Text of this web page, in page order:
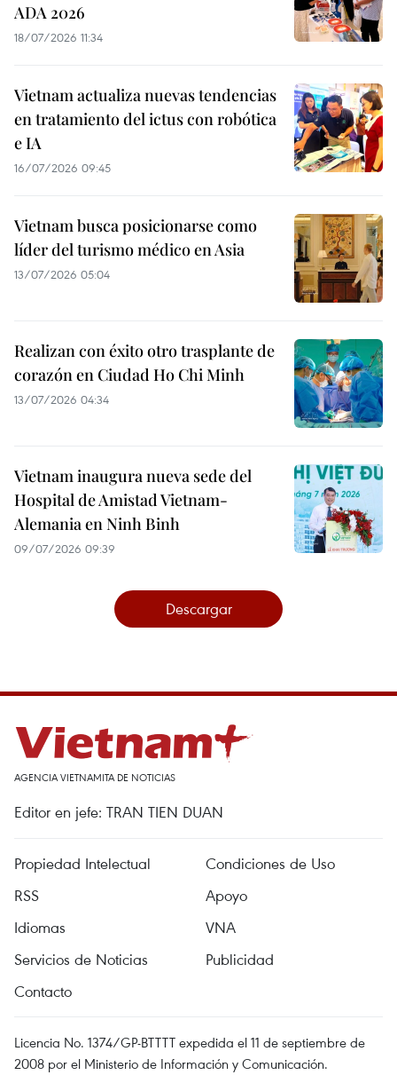
ADA 2026
18/07/2026 11:34
Vietnam actualiza nuevas tendencias
en tratamiento del ictus con robótica
e IA
16/07/2026 09:45
Vietnam busca posicionarse como
líder del turismo médico en Asia
13/07/2026 05:04
Realizan con éxito otro trasplante de
corazón en Ciudad Ho Chi Minh
13/07/2026 04:34
Vietnam inaugura nueva sede del
Hospital de Amistad Vietnam-
Alemania en Ninh Binh
09/07/2026 09:39
Descargar
AGENCIA VIETNAMITA DE NOTICIAS
Editor en jefe: TRAN TIEN DUAN
Propiedad Intelectual
Condiciones de Uso
RSS
Apoyo
Idiomas
VNA
Servicios de Noticias
Publicidad
Contacto
Licencia No. 1374/GP-BTTTT expedida el 11 de septiembre de
2008 por el Ministerio de Información y Comunicación.